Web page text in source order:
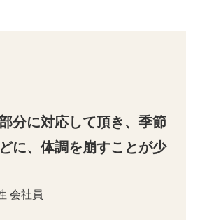
分に対応して頂き、季節
に、体調を崩すことが少
会社員